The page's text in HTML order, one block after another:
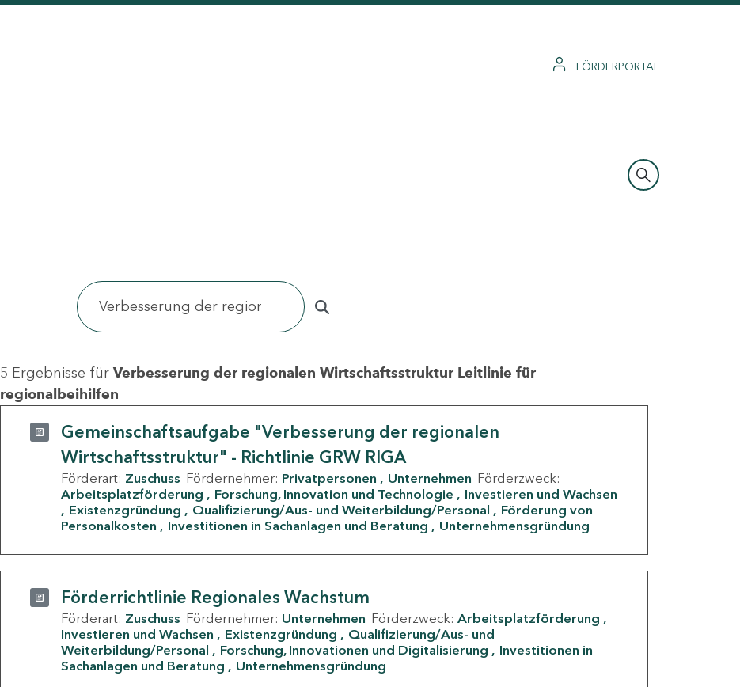
FÖRDERPORTAL
5 Ergebnisse für Verbesserung der regionalen Wirtschaftsstruktur Leitlinie für
regionalbeihilfen
Gemeinschaftsaufgabe "Verbesserung der regionalen
Wirtschaftsstruktur" - Richtlinie GRW RIGA
Förderart: Zuschuss Fördernehmer: Privatpersonen Unternehmen Förderzweck:
Arbeitsplatzförderung
Forschung, Innovation und Technologie
Investieren und Wachsen
Existenzgründung
Qualifizierung/Aus- und Weiterbildung/Personal
Förderung von
Personalkosten
Investitionen in Sachanlagen und Beratung Unternehmensgründung
Förderrichtlinie Regionales Wachstum
Förderart: Zuschuss Fördernehmer: Unternehmen Förderzweck: Arbeitsplatzförderung
Investieren und Wachsen
Existenzgründung
Qualifizierung/Aus- und
Weiterbildung/Personal
Forschung, Innovationen und Digitalisierung
Investitionen in
Sachanlagen und Beratung
Unternehmensgründung